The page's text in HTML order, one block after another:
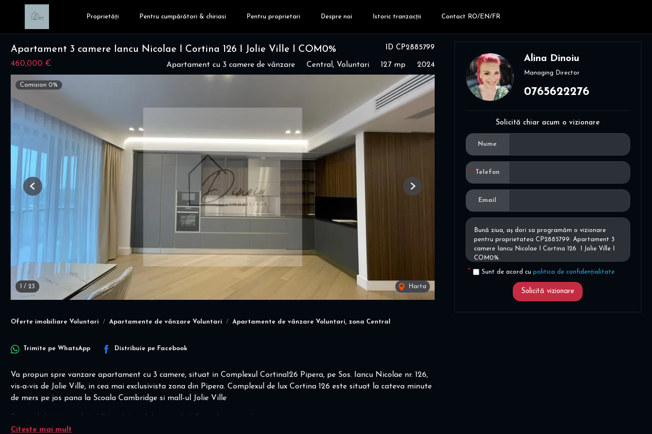
Proprietăți Pentru cumpărători & chiriasi Pentru proprietari Despre noi Istoric tranzacții Contact RO/EN/FR
ID CP2885799
Apartament 3 camere Iancu Nicolae I Cortina 126 I Jolie Ville I COM0%
460,000 € Apartament cu 3 camere de vânzare Central, Voluntari 127 mp 2024
Comision 0%
1 / 23 Harta
Previous Next
Oferte imobiliare Voluntari Apartamente de vânzare Voluntari Apartamente de vânzare Voluntari, zona Central
Trimite pe WhatsApp Distribuie pe Facebook
Va propun spre vanzare apartament cu 3 camere, situat in Complexul Cortina126 Pipera, pe Sos. Iancu Nicolae nr. 126,
vis-a-vis de Jolie Ville, in cea mai exclusivista zona din Pipera. Complexul de lux Cortina 126 este situat la cateva minute
de mers pe jos pana la Scoala Cambridge si mall-ul Jolie Ville
Disponibilitate imediata! Complet mobilat si utilat! Gata de mutare!
Daca va doriti sa incepeti o viata grandioasa, atunci aici este locuinta dumneavoastra! (Finisaje de lux, incalzirea in
Citește mai mult
Alina Dinoiu
Managing Director
0765622276
Solicită chiar acum o vizionare
Nume
Telefon
Email
Sunt de acord cu politica de confidențialitate
Solicită vizionare